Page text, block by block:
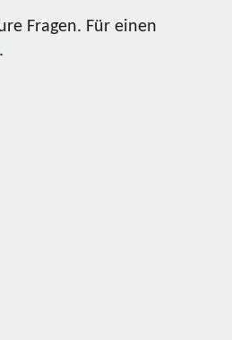
Fragen. Für einen
.